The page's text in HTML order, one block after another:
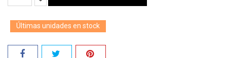
Últimas unidades en stock